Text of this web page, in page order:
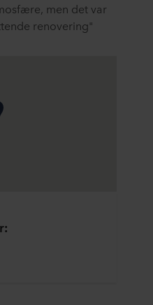
men det var
renovering"